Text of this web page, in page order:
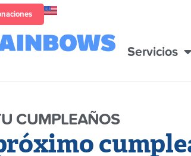
Servicios
CUMPLEAÑOS